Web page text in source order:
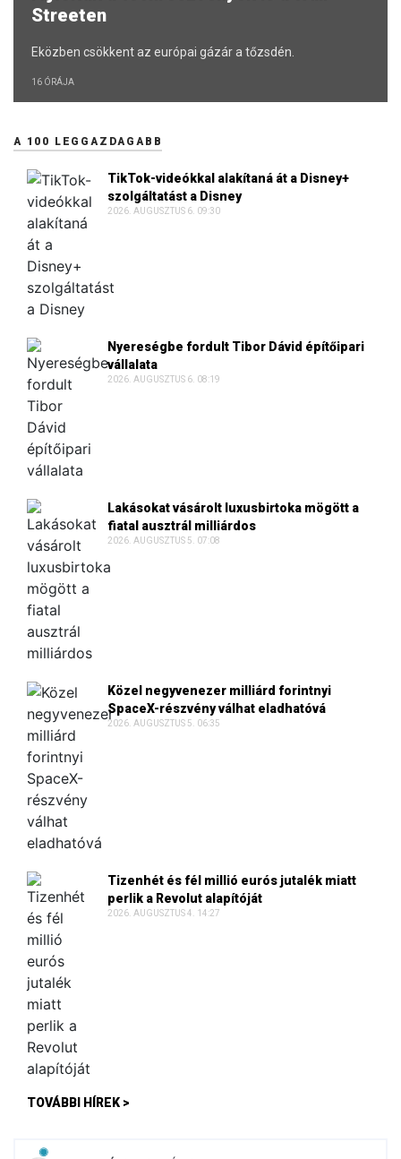
Streeten
Eközben csökkent az európai gázár a tőzsdén.
16 ÓRÁJA
A 100 LEGGAZDAGABB
TikTok-videókkal alakítaná át a Disney+
szolgáltatást a Disney
2026. AUGUSZTUS 6. 09:30
Nyereségbe fordult Tibor Dávid építőipari
vállalata
2026. AUGUSZTUS 6. 08:19
Lakásokat vásárolt luxusbirtoka mögött a
fiatal ausztrál milliárdos
2026. AUGUSZTUS 5. 07:08
Közel negyvenezer milliárd forintnyi
SpaceX-részvény válhat eladhatóvá
2026. AUGUSZTUS 5. 06:35
Tizenhét és fél millió eurós jutalék miatt
perlik a Revolut alapítóját
2026. AUGUSZTUS 4. 14:27
TOVÁBBI HÍREK >